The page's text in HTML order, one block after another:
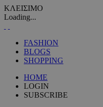
ΚΛΕΙΣΙΜΟ
Loading...
FASHION
BLOGS
SHOPPING
HOME
LOGIN
SUBSCRIBE